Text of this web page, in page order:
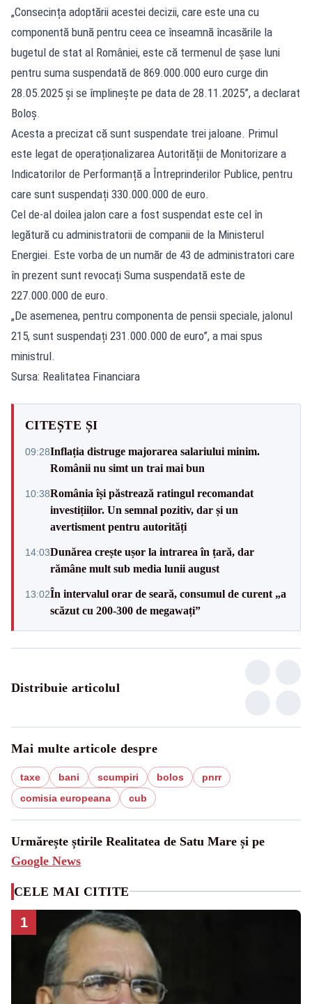
„Consecința adoptării acestei decizii, care este una cu
componentă bună pentru ceea ce înseamnă încasările la
bugetul de stat al României, este că termenul de șase luni
pentru suma suspendată de 869.000.000 euro curge din
28.05.2025 și se împlinește pe data de 28.11.2025”, a declarat
Boloș.
Acesta a precizat că sunt suspendate trei jaloane. Primul
este legat de operaționalizarea Autorității de Monitorizare a
Indicatorilor de Performanță a Întreprinderilor Publice, pentru
care sunt suspendați 330.000.000 de euro.
Cel de-al doilea jalon care a fost suspendat este cel în
legătură cu administratorii de companii de la Ministerul
Energiei. Este vorba de un număr de 43 de administratori care
în prezent sunt revocați Suma suspendată este de
227.000.000 de euro.
„De asemenea, pentru componenta de pensii speciale, jalonul
215, sunt suspendați 231.000.000 de euro”, a mai spus
ministrul.
Sursa: Realitatea Financiara
CITEȘTE ȘI
09:28Inflația distruge majorarea salariului minim.
Românii nu simt un trai mai bun
10:38România își păstrează ratingul recomandat
investițiilor. Un semnal pozitiv, dar și un
avertisment pentru autorități
14:03Dunărea crește ușor la intrarea în țară, dar
rămâne mult sub media lunii august
13:02În intervalul orar de seară, consumul de curent „a
scăzut cu 200-300 de megawați”
Distribuie articolul
Mai multe articole despre
taxe bani scumpiri bolos
pnrr
comisia europeana
cub
Urmărește știrile Realitatea de Satu Mare și pe
Google News
CELE MAI CITITE
1